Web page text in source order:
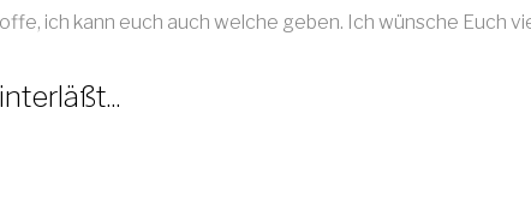
ich kann euch auch welche geben. Ich wünsche Euch